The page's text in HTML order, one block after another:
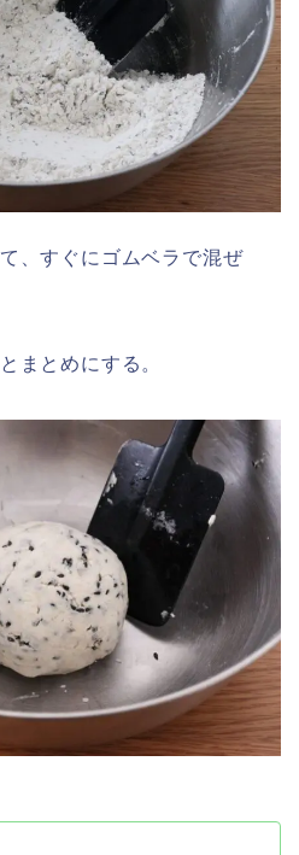
、すぐにゴムベラで混ぜ
まとめにする。